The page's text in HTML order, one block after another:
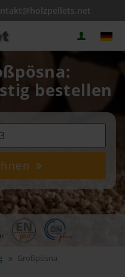
bestellen
Großpösna